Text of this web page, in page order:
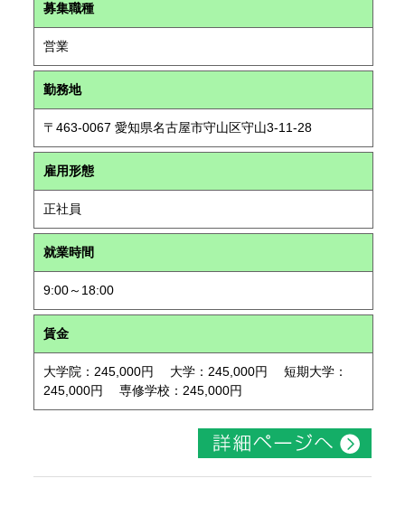
募集職種
営業
勤務地
〒463-0067 愛知県名古屋市守山区守山3-11-28
雇用形態
正社員
就業時間
9:00～18:00
賃金
大学院：245,000円 大学：245,000円 短期大学：
245,000円 専修学校：245,000円